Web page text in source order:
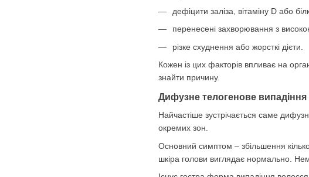
дефіцити заліза, вітаміну D або
перенесені захворювання з
різке схуднення або жорсткі дієти.
Кожен із цих факторів впливає на
знайти причину.
Дифузне телогенове
Найчастіше зустрічається саме
окремих зон.
Основний симптом – збільшення
шкіра голови виглядає нормально.